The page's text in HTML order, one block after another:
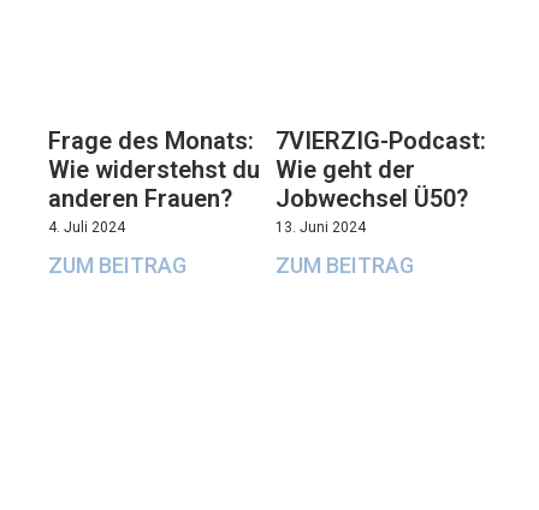
Frage des Monats:
Wie widerstehst du
anderen Frauen?
4. Juli 2024
ZUM BEITRAG
7VIERZIG-Podcast:
Wie geht der
Jobwechsel Ü50?
13. Juni 2024
ZUM BEITRAG